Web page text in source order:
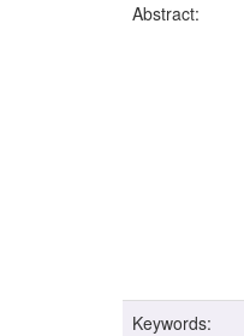
Abstract:
Keywords: